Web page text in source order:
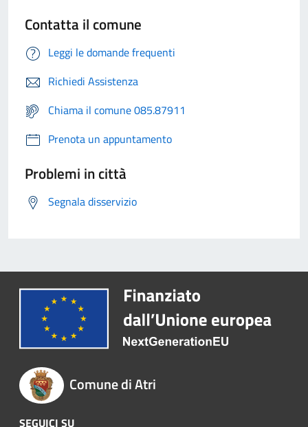
Contatta il comune
Leggi le domande frequenti
Richiedi Assistenza
Chiama il comune 085.87911
Prenota un appuntamento
Problemi in città
Segnala disservizio
Comune di Atri
SEGUICI SU